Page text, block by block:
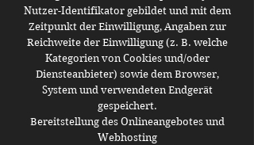
Nutzer-Identifikator gebildet und mit dem
Zeitpunkt der Einwilligung, Angaben zur
Reichweite der Einwilligung (z. B. welche
Kategorien von Cookies und/oder
Diensteanbieter) sowie dem Browser,
System und verwendeten Endgerät
gespeichert.
Bereitstellung des Onlineangebotes und
Webhosting